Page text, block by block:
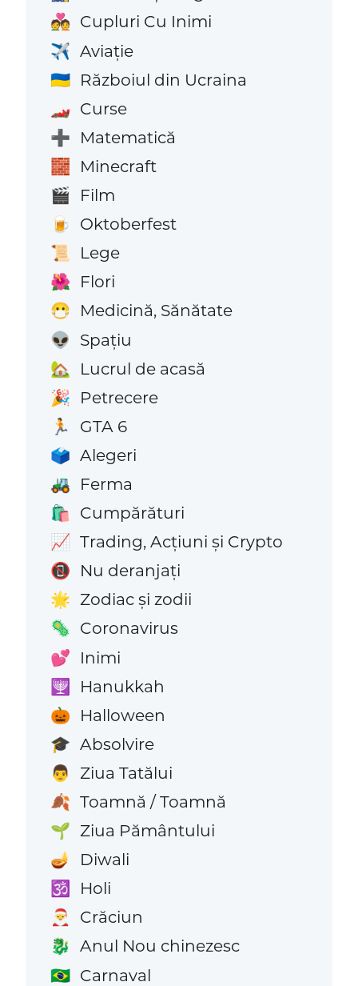
💑 Cupluri Cu Inimi
✈️ Aviaţie
🇺🇦 Războiul din Ucraina
🏎️ Curse
➕ Matematică
🧱 Minecraft
🎬 Film
🍺 Oktoberfest
📜 Lege
🌺 Flori
😷 Medicină, Sănătate
👽 Spațiu
🏡 Lucrul de acasă
🎉 Petrecere
🏃 GTA 6
🗳️ Alegeri
🚜 Ferma
🛍️ Cumpărături
📈 Trading, Acțiuni și Crypto
📵 Nu deranjați
🌟 Zodiac și zodii
🦠 Coronavirus
💕 Inimi
🕎 Hanukkah
🎃 Halloween
🎓 Absolvire
👨 Ziua Tatălui
🍂 Toamnă / Toamnă
🌱 Ziua Pământului
🪔 Diwali
🕉️ Holi
🎅 Crăciun
🐉 Anul Nou chinezesc
🇧🇷 Carnaval